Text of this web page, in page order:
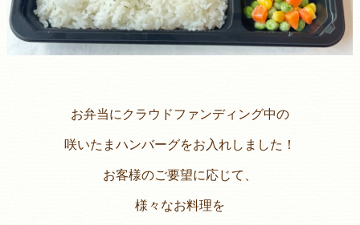
お弁当にクラウドファンディング中の
咲いたまハンバーグをお入れしました！
お客様のご要望に応じて、
様々なお料理を